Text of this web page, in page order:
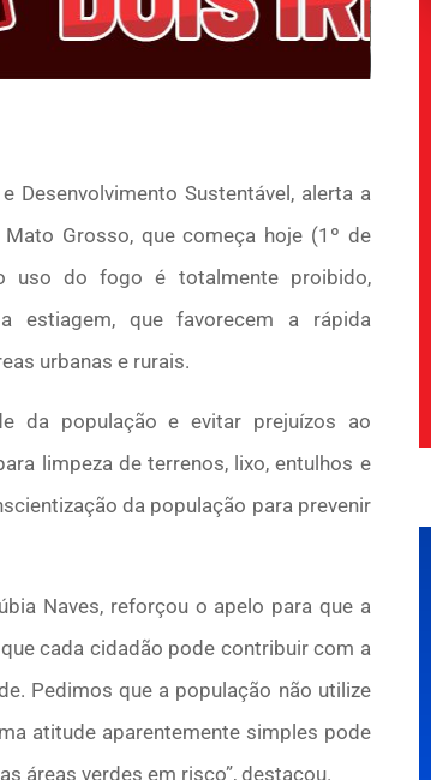
Desenvolvimento Sustentável, alerta a
Grosso, que começa hoje (1º de
uso do fogo é totalmente proibido,
estiagem, que favorecem a rápida
urbanas e rurais.
da população e evitar prejuízos ao
limpeza de terrenos, lixo, entulhos e
da população para prevenir
Naves, reforçou o apelo para que a
cada cidadão pode contribuir com a
Pedimos que a população não utilize
atitude aparentemente simples pode
áreas verdes em risco”, destacou.